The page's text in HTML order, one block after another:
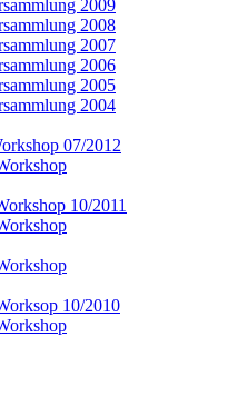
2009
2008
2007
2006
2005
2004
07/2012
10/2011
10/2010